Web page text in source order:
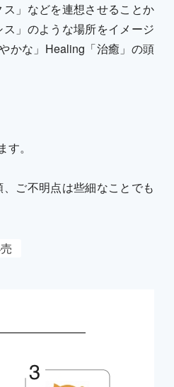
」などを連想させることか
」のような場所をイメージ
かな」Healing「治癒」の頭
。
ご不明点は些細なことでも